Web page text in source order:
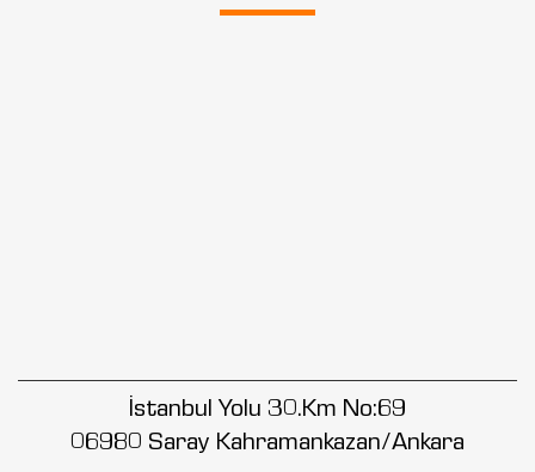
İstanbul Yolu 30.Km No:69
06980 Saray Kahramankazan/Ankara